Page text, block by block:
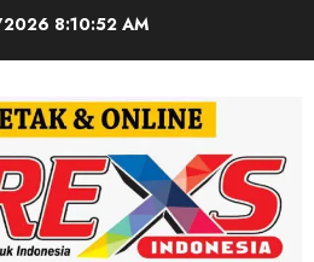
8:10:54 AM